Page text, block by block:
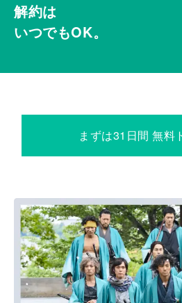
解約は
いつでもOK。
まずは31日間 無料